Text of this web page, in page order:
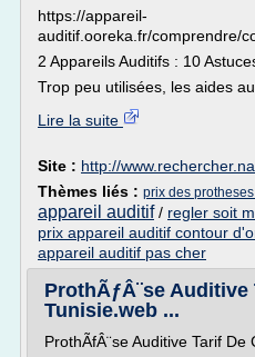
https://appareil-
auditif.ooreka.fr/comprendre/
2 Appareils Auditifs : 10
Trop peu utilisées, les aides
Lire la suite
Site : http://
Thèmes liés : prix des
appareil auditif/ regler soit
prix appareil auditif contour
appareil auditif pas cher
ProthÃƒÂ¨se
Tunisie.web ...
ProthÃfÂ¨se Auditive Tarif